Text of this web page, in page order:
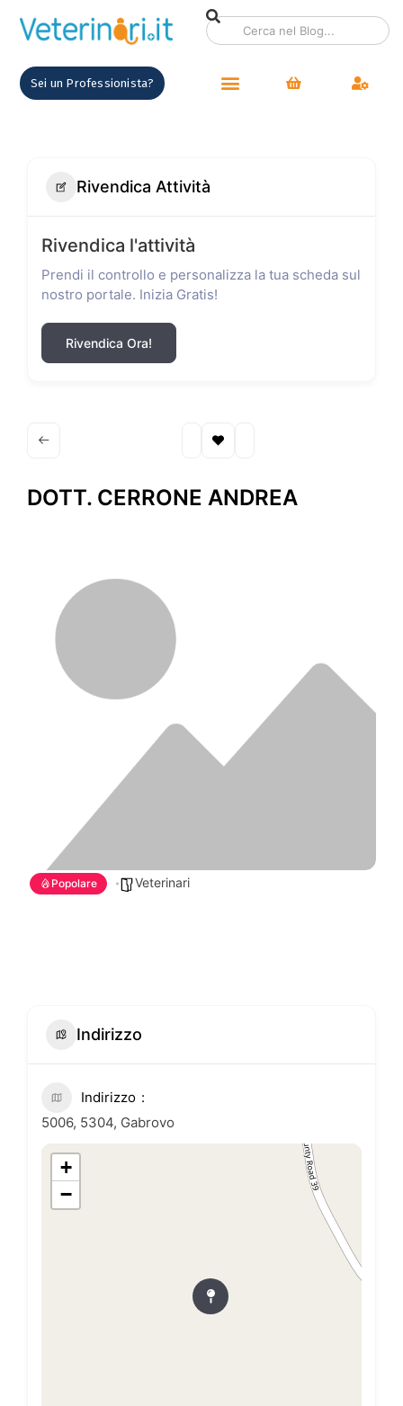
Sei un Professionista?
Rivendica Attività
Rivendica l'attività
Prendi il controllo e personalizza la tua scheda sul
nostro portale. Inizia Gratis!
Rivendica Ora!
DOTT. CERRONE ANDREA
Popolare Veterinari
Indirizzo
Indirizzo
5006, 5304, Gabrovo
+
−